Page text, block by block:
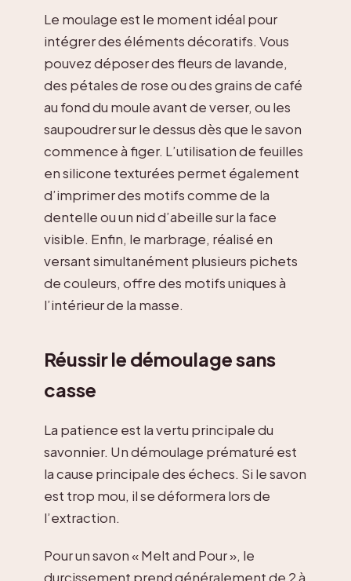
Le moulage est le moment idéal pour
intégrer des éléments décoratifs. Vous
pouvez déposer des fleurs de lavande,
des pétales de rose ou des grains de café
au fond du moule avant de verser, ou les
saupoudrer sur le dessus dès que le savon
commence à figer. L’utilisation de feuilles
en silicone texturées permet également
d’imprimer des motifs comme de la
dentelle ou un nid d’abeille sur la face
visible. Enfin, le marbrage, réalisé en
versant simultanément plusieurs pichets
de couleurs, offre des motifs uniques à
l’intérieur de la masse.
Réussir le démoulage sans
casse
La patience est la vertu principale du
savonnier. Un démoulage prématuré est
la cause principale des échecs. Si le savon
est trop mou, il se déformera lors de
l’extraction.
Pour un savon « Melt and Pour », le
durcissement prend généralement de 2 à